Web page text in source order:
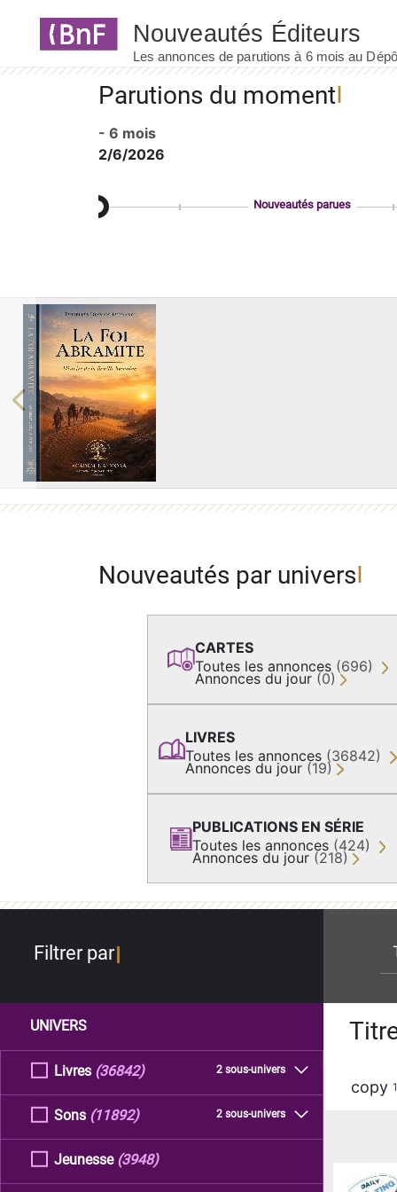
Parutions du moment
- 6 mois
2/6/2026
Nouveautés parues
Previous
Nouveautés par univers
CARTES
Toutes les annonces (696)
Annonces du jour (0)
LIVRES
Toutes les annonces (36842)
Annonces du jour (19)
PUBLICATIONS EN SÉRIE
Toutes les annonces (424)
Annonces du jour (218)
Filtrer par
UNIVERS
Livres 2 sous-univers
(36842)
Sons 2 sous-univers
(11892)
Jeunesse (3948)
copy